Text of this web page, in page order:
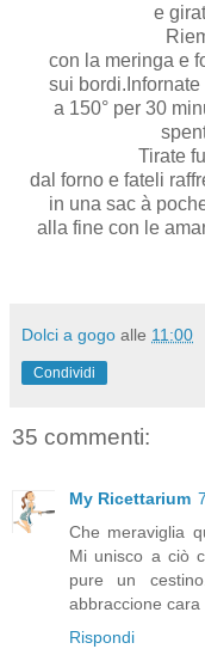
e
con la meringa e
sui
a 150° per 30
Tirate
dal forno e fateli
in una sac à
alla fine con le
Dolci a gogo alle 11:00
Condividi
35 commenti:
My Ricettarium
Che meraviglia
Mi unisco a ciò
pure un
abbraccione cara
Rispondi